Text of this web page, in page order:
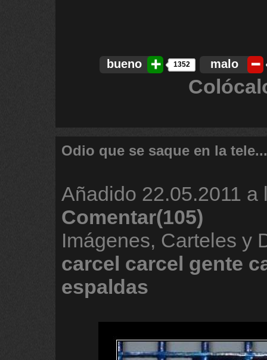
bueno 1352 malo
Odio que se saque en la tele...
Añadido 22.05.2011 a
Comentar(105)
Imágenes, Carteles y
carcel carcel gente
espaldas